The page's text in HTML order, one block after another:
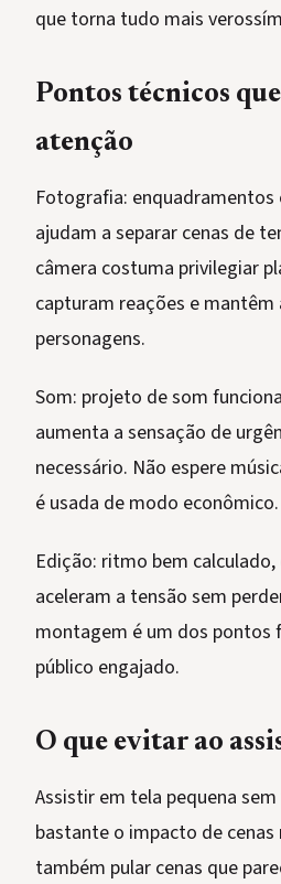
que torna tudo mais
Pontos técnicos
atenção
Fotografia: enquadramentos
ajudam a separar cenas de
câmera costuma privilegiar
capturam reações e mantêm
personagens.
Som: projeto de som
aumenta a sensação de
necessário. Não espere
é usada de modo econômico.
Edição: ritmo bem
aceleram a tensão sem
montagem é um dos pontos
público engajado.
O que evitar ao
Assistir em tela pequena
bastante o impacto de
também pular cenas que